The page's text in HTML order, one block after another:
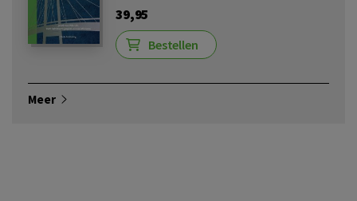
39,95
Bestellen
Meer